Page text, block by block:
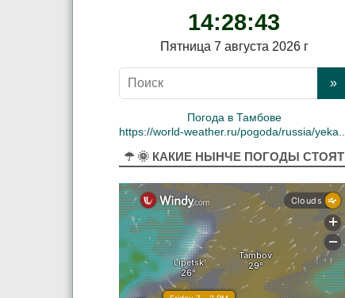
14:28:43
Пятница 7 августа 2026 г
Погода в Тамбове
https://world-weather.ru/pogoda/russia/yekaterinburg/
☂ 🌞 КАКИЕ НЫНЧЕ ПОГОДЫ СТОЯТ